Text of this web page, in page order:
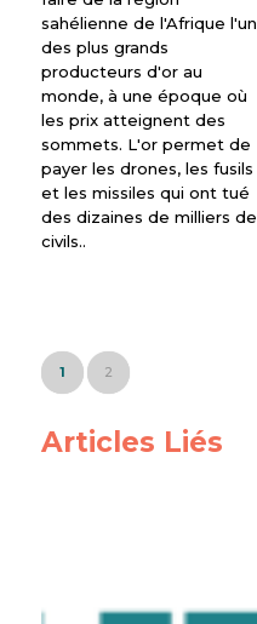
sahélienne de l'Afrique l'un
des plus grands
producteurs d'or au
monde, à une époque où
les prix atteignent des
sommets. L'or permet de
payer les drones, les fusils
et les missiles qui ont tué
des dizaines de milliers de
civils..
1 2
Articles Liés